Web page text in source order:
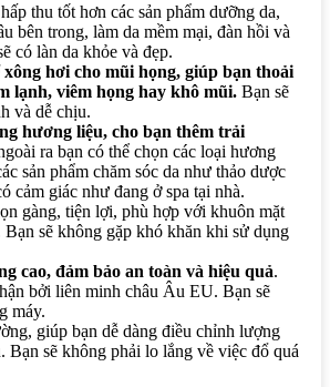
thu tốt hơn các sản phẩm dưỡng da,
bên trong, làm da mềm mại, đàn hồi và
có làn da khỏe và đẹp.
xông hơi cho mũi họng, giúp bạn thoải
lạnh, viêm họng hay khô mũi. Bạn sẽ
và dễ chịu.
hương liệu, cho bạn thêm trải
ra bạn có thể chọn các loại hương
sản phẩm chăm sóc da như thảo dược
cảm giác như đang ở spa tại nhà.
gàng, tiện lợi, phù hợp với khuôn mặt
sẽ không gặp khó khăn khi sử dụng
cao, đảm bảo an toàn và hiệu quả.
bởi liên minh châu Âu EU. Bạn sẽ
máy.
giúp bạn dễ dàng điều chỉnh lượng
Bạn sẽ không phải lo lắng về việc đổ quá